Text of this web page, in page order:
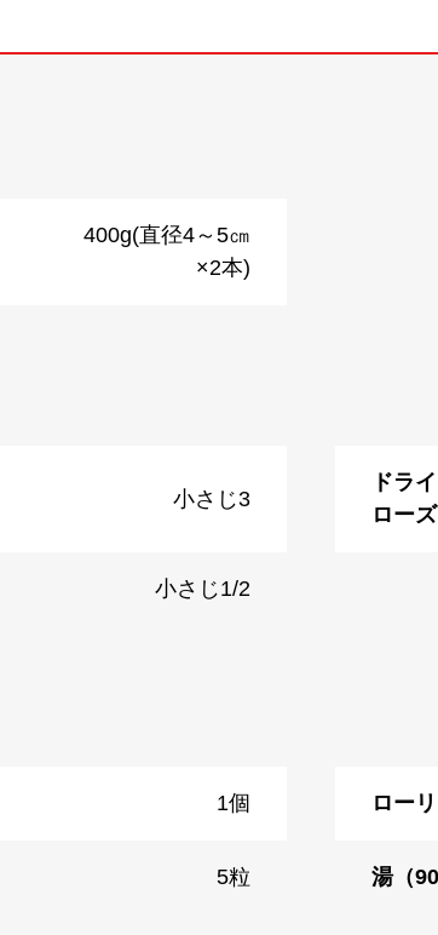
400g(直径4～5㎝
×2本)
小さじ3
ドラ
ロー
小さじ1/2
1個 ロー
5粒 湯（